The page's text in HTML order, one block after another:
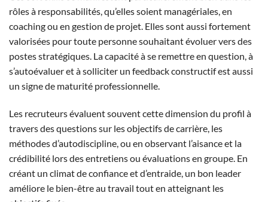
rôles à responsabilités, qu’elles soient managériales, en
coaching ou en gestion de projet. Elles sont aussi fortement
valorisées pour toute personne souhaitant évoluer vers des
postes stratégiques. La capacité à se remettre en question, à
s’autoévaluer et à solliciter un feedback constructif est aussi
un signe de maturité professionnelle.
Les recruteurs évaluent souvent cette dimension du profil à
travers des questions sur les objectifs de carrière, les
méthodes d’autodiscipline, ou en observant l’aisance et la
crédibilité lors des entretiens ou évaluations en groupe. En
créant un climat de confiance et d’entraide, un bon leader
améliore le bien-être au travail tout en atteignant les